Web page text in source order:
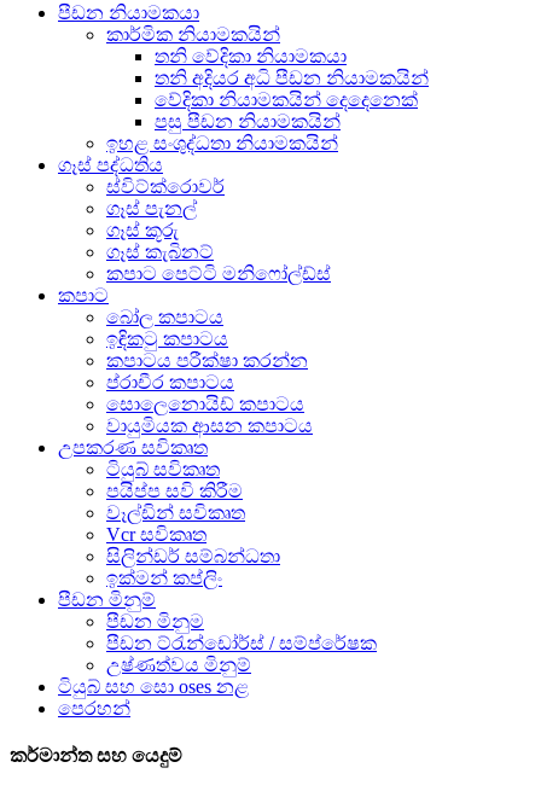
පීඩන නියාමකයා
කාර්මික නියාමකයින්
තනි වේදිකා නියාමකයා
තනි අදියර අධි පීඩන නියාමකයින්
වේදිකා නියාමකයින් දෙදෙනෙක්
පසු පීඩන නියාමකයින්
ඉහළ සංශුද්ධතා නියාමකයින්
ගෑස් පද්ධතිය
ස්විට්ක්රොවර්
ගෑස් පැනල්
ගෑස් කූරු
ගෑස් කැබිනට්
කපාට පෙට්ටි මනිෆෝල්ඩ්ස්
කපාට
බෝල කපාටය
ඉඳිකටු කපාටය
කපාටය පරීක්ෂා කරන්න
ප්රාචීර කපාටය
සොලෙනොයිඩ් කපාටය
වායුමියක ආසන කපාටය
උපකරණ සවිකෘත
ටියුබ් සවිකෘත
පයිප්ප සවි කිරීම
වෑල්ඩින් සවිකෘත
Vcr සවිකෘත
සිලින්ඩර් සම්බන්ධතා
ඉක්මන් කප්ලිං
පීඩන මිනුම්
පීඩන මිනුම
පීඩන ට්රැන්ඩෝර්ස් / සම්ප්රේෂක
උෂ්ණත්වය මිනුම්
ටියුබ් සහ සො oses නළ
පෙරහන්
කර්මාන්ත සහ යෙදුම්